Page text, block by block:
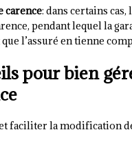
carence: dans certains
pendant lequel la
l’assuré en tienne
pour bien
faciliter la modification